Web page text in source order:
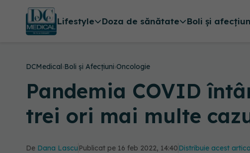
Lifestyle Doza de sănătate Boli și
DCMedical›Boli și Afecțiuni›Oncologie
Pandemia COVID
trei ori mai multe
De Dana Lascu Publicat pe 16 feb 2022, 14:40Distribuie acest